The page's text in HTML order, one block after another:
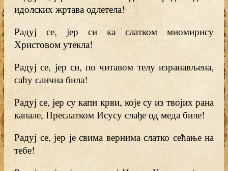
идолских жртава одлетела!
Радуј се, јер си ка слатком миомирису
Христовом утекла!
Радуј се, јер си, по читавом телу изранављена,
саћу слична била!
Радуј се, јер су капи крви, које су из твојих рана
капале, Преслатком Исусу слађе од меда биле!
Радуј се, јер је свима вернима слатко сећање на
тебе!